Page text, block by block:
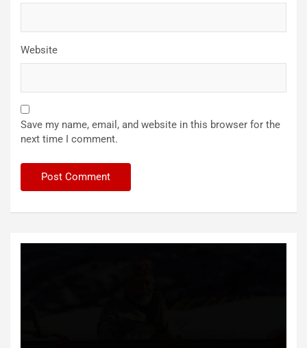
Website
Save my name, email, and website in this browser for the
next time I comment.